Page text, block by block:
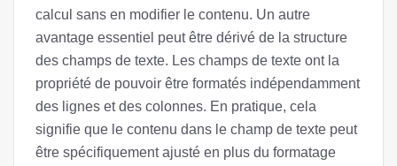
calcul sans en modifier le contenu. Un autre
avantage essentiel peut être dérivé de la structure
des champs de texte. Les champs de texte ont la
propriété de pouvoir être formatés indépendamment
des lignes et des colonnes. En pratique, cela
signifie que le contenu dans le champ de texte peut
être spécifiquement ajusté en plus du formatage